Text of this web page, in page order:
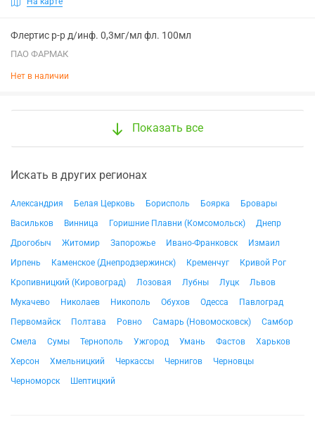
Флертис р-р д/инф. 0,3мг/мл фл. 100мл
ПАО ФАРМАК
Нет в наличии
Показать все
Искать в других регионах
Александрия Белая Церковь Борисполь Боярка
Бровары
Васильков
Винница Горишние Плавни (Комсомольск)
Днепр
Дрогобыч
Житомир Запорожье Ивано-Франковск
Измаил
Ирпень
Каменское (Днепродзержинск) Кременчуг
Кривой Рог
Кропивницкий (Кировоград)
Лозовая Лубны Луцк
Львов
Мукачево
Николаев Никополь Обухов Одесса
Павлоград
Первомайск
Полтава Ровно Самарь (Новомосковск)
Самбор
Смела
Сумы Тернополь Ужгород Умань Фастов
Харьков
Херсон
Хмельницкий Черкассы Чернигов
Черновцы
Черноморск
Шептицкий